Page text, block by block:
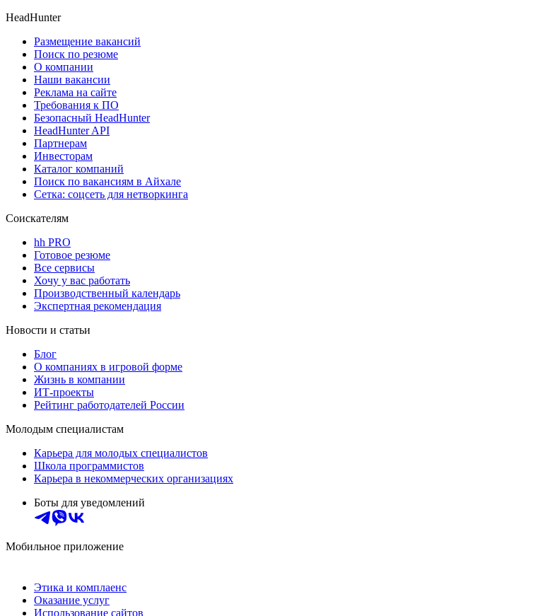
HeadHunter
Размещение вакансий
Поиск по резюме
О компании
Наши вакансии
Реклама на сайте
Требования к ПО
Безопасный HeadHunter
HeadHunter API
Партнерам
Инвесторам
Каталог компаний
Поиск по вакансиям в Айхале
Сетка: соцсеть для нетворкинга
Соискателям
hh PRO
Готовое резюме
Все сервисы
Хочу у вас работать
Производственный календарь
Экспертная рекомендация
Новости и статьи
Блог
О компаниях в игровой форме
Жизнь в компании
ИТ-проекты
Рейтинг работодателей России
Молодым специалистам
Карьера для молодых специалистов
Школа программистов
Карьера в некоммерческих организациях
Боты для уведомлений
Мобильное приложение
Этика и комплаенс
Оказание услуг
Использование сайтов